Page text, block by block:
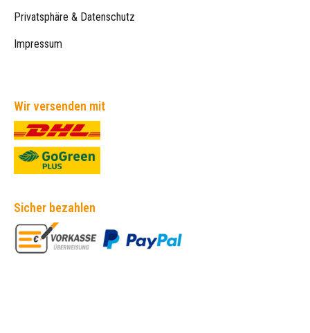
Privatsphäre & Datenschutz
Impressum
Wir versenden mit
Sicher bezahlen